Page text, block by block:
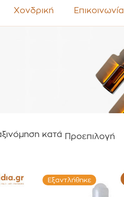
Χονδρική Επικοινωνία
κατά Προεπιλογή
Εξαντλήθηκε